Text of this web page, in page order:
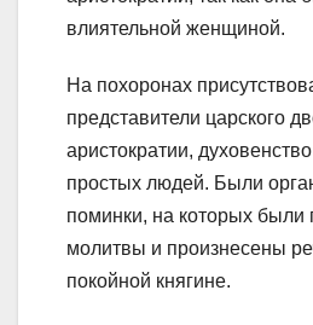
влиятельной женщиной.
На похоронах
представители царского
аристократии,
простых людей. Были
поминки, на которых были
молитвы и произнесены
покойной княгине.